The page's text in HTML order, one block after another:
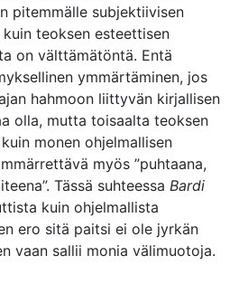
pitemmälle subjektiivisen
teoksen esteettisen
on välttämätöntä. Entä
ymmärtäminen, jos
hahmoon liittyvän kirjallisen
olla, mutta toisaalta teoksen
monen ohjelmallisen
myös ”puhtaana,
Tässä suhteessa Bardi
kuin ohjelmallista
ero sitä paitsi ei ole jyrkän
vaan sallii monia välimuotoja.